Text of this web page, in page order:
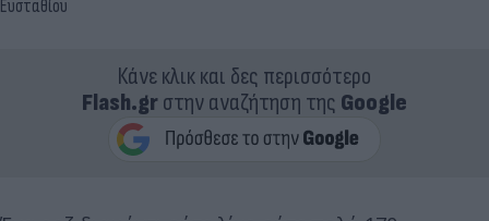
Ευσταθίου
Κάνε κλικ και δες περισσότερο
Flash.grστην αναζήτηση της Google